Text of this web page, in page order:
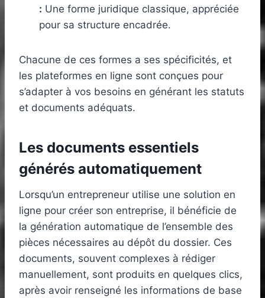
: Une forme juridique classique, appréciée
pour sa structure encadrée.
Chacune de ces formes a ses spécificités, et
les plateformes en ligne sont conçues pour
s’adapter à vos besoins en générant les statuts
et documents adéquats.
Les documents essentiels
générés automatiquement
Lorsqu’un entrepreneur utilise une solution en
ligne pour créer son entreprise, il bénéficie de
la génération automatique de l’ensemble des
pièces nécessaires au dépôt du dossier. Ces
documents, souvent complexes à rédiger
manuellement, sont produits en quelques clics,
après avoir renseigné les informations de base